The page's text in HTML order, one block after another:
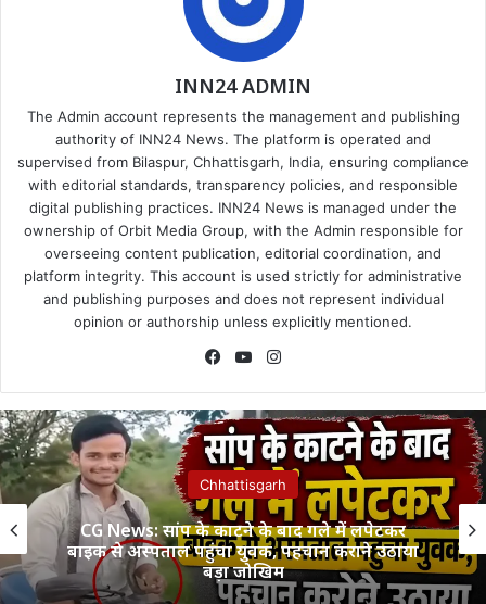
INN24 ADMIN
The Admin account represents the management and publishing
authority of INN24 News. The platform is operated and
supervised from Bilaspur, Chhattisgarh, India, ensuring compliance
with editorial standards, transparency policies, and responsible
digital publishing practices. INN24 News is managed under the
ownership of Orbit Media Group, with the Admin responsible for
overseeing content publication, editorial coordination, and
platform integrity. This account is used strictly for administrative
and publishing purposes and does not represent individual
opinion or authorship unless explicitly mentioned.
FacebookYouTube
Chhattisgarh
CG News: सांप के काटने के बाद गले में लपेटकर
बाइक से अस्पताल पहुंचा युवक, पहचान कराने उठाया
बड़ा जोखिम